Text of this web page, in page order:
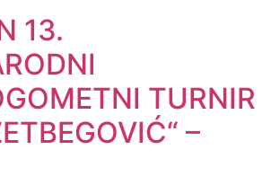
13.
TURNIR
–